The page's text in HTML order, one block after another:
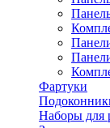
Фартуки
Наборы для